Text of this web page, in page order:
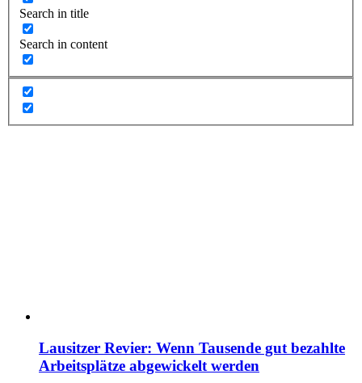
Search in title
Search in content
Lausitzer Revier: Wenn Tausende gut bezahlte
Arbeitsplätze abgewickelt werden